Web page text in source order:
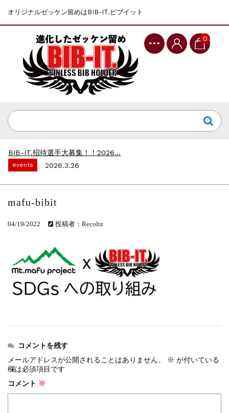
オリジナルゼッケン留めはBIB-IT.ビブイット
0
events
2025.10.1
第46回 丹波篠山ABCマラソン...
上尾シティハーフマラソン2026 記念T...
events
2026.6.23
events
2026.3.26
BIB-IT.のZERO WASTE...
events
2025.10.1
events
2026.6.23
BIB-IT.招待選手大募集！！2026...
BIB-IT.のZERO WASTE...
events
2025.10.1
第46回 丹波篠山ABCマラソン...
mafu-bibit
04/19/2022 投稿者：Recoltz
コメントを残す
メールアドレスが公開されることはありません。
※ が付いている
欄は必須項目です
コメント ※